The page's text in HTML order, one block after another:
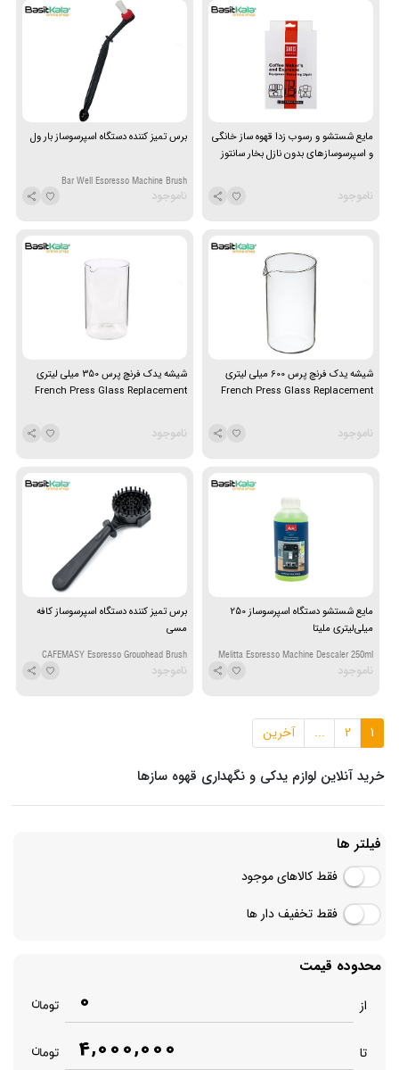
مایع شستشو و رسوب زدا قهوه ساز خانگی
و اسپرسوسازهای بدون نازل بخار سانتوز
ناموجود
برس تمیز کننده دستگاه اسپرسوساز بار ول
Bar Well Espresso Machine Brush
ناموجود
شیشه یدک فرنچ پرس 600 میلی لیتری
French Press Glass Replacement
ناموجود
شیشه یدک فرنچ پرس 350 میلی لیتری
French Press Glass Replacement
ناموجود
مایع شستشو دستگاه اسپرسوساز 250
میلی‌لیتری ملیتا
Melitta Espresso Machine Descaler 250ml
ناموجود
برس تمیز کننده دستگاه اسپرسوساز کافه
مسی
CAFEMASY Espresso Grouphead Brush
ناموجود
1
2
... آخرین
خرید آنلاین لوازم یدکی و نگهداری قهوه سازها
فیلتر ها
فقط کالاهای موجود
فقط تخفیف دار ها
محدوده قیمت
از 0
تا 4,000,000